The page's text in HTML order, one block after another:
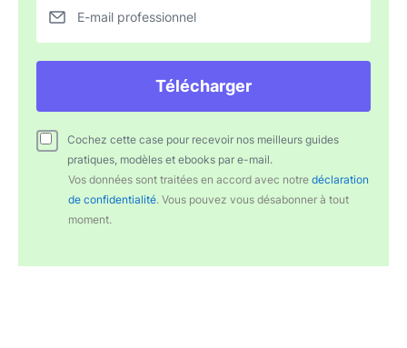
E-mail professionnel
Télécharger
Cochez cette case pour recevoir nos meilleurs guides
pratiques, modèles et ebooks par e-mail.
Vos données sont traitées en accord avec notre déclaration
de confidentialité. Vous pouvez vous désabonner à tout
moment.